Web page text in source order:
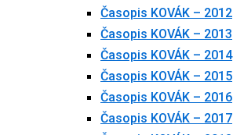
Časopis KOVÁK – 2012
Časopis KOVÁK – 2013
Časopis KOVÁK – 2014
Časopis KOVÁK – 2015
Časopis KOVÁK – 2016
Časopis KOVÁK – 2017